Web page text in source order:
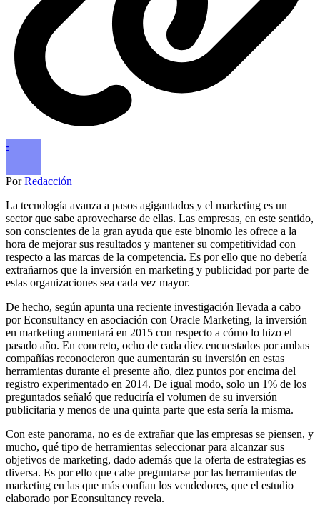
-
PorRedacción
La tecnología avanza a pasos agigantados y el marketing es un
sector que sabe aprovecharse de ellas. Las empresas, en este sentido,
son conscientes de la gran ayuda que este binomio les ofrece a la
hora de mejorar sus resultados y mantener su competitividad con
respecto a las marcas de la competencia. Es por ello que no debería
extrañarnos que la inversión en marketing y publicidad por parte de
estas organizaciones sea cada vez mayor.
De hecho, según apunta una reciente investigación llevada a cabo
por Econsultancy en asociación con Oracle Marketing, la inversión
en marketing aumentará en 2015 con respecto a cómo lo hizo el
pasado año. En concreto, ocho de cada diez encuestados por ambas
compañías reconocieron que aumentarán su inversión en estas
herramientas durante el presente año, diez puntos por encima del
registro experimentado en 2014. De igual modo, solo un 1% de los
preguntados señaló que reduciría el volumen de su inversión
publicitaria y menos de una quinta parte que esta sería la misma.
Con este panorama, no es de extrañar que las empresas se piensen, y
mucho, qué tipo de herramientas seleccionar para alcanzar sus
objetivos de marketing, dado además que la oferta de estrategias es
diversa. Es por ello que cabe preguntarse por las herramientas de
marketing en las que más confían los vendedores, que el estudio
elaborado por Econsultancy revela.